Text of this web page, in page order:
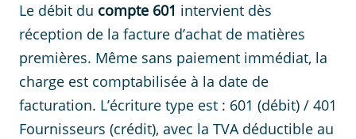
Le débit du compte 601 intervient dès
réception de la facture d’achat de matières
premières. Même sans paiement immédiat, la
charge est comptabilisée à la date de
facturation. L’écriture type est : 601 (débit) / 401
Fournisseurs (crédit), avec la TVA déductible au